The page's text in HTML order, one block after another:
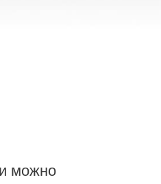
можно